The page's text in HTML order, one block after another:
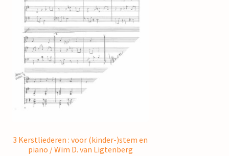
3 Kerstliederen : voor (kinder-)stem en
piano / Wim D. van Ligtenberg